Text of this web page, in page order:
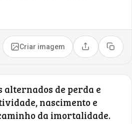
Criar imagem Compartilhar
Copiar
alternados de perda e
nascimento e
da imortalidade.